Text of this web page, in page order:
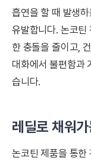
흡연을 할 때 발생
유발합니다. 논코틴
한 충돌을 줄이고,
대화에서 불편함과
습니다.
레딜로 채워
논코틴 제품을 통한